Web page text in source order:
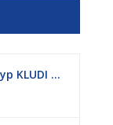
Душевой гарнитур KLUDI NOVA FONTE Puristic 2084053-15